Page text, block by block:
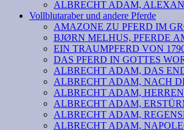
ALBRECHT ADAM,
Vollblutaraber und andere Pferde
AMAZONE ZU PFERD IM
BJØRN MELHUS, PFERDE
EIN TRAUMPFERD VON
DAS PFERD IN GOTTES
ALBRECHT ADAM, DAS
ALBRECHT ADAM, NACH
ALBRECHT ADAM,
ALBRECHT ADAM,
ALBRECHT ADAM,
ALBRECHT ADAM,